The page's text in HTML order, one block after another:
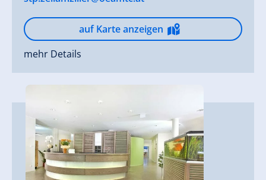
auf Karte anzeigen
mehr Details